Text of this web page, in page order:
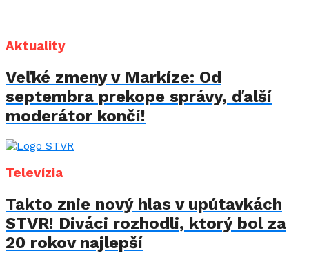
Aktuality
Veľké zmeny v Markíze: Od
septembra prekope správy, ďalší
moderátor končí!
Televízia
Takto znie nový hlas v upútavkách
STVR! Diváci rozhodli, ktorý bol za
20 rokov najlepší